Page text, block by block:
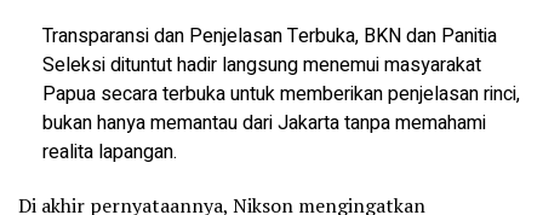
Transparansi dan Penjelasan Terbuka, BKN dan Panitia
Seleksi dituntut hadir langsung menemui masyarakat
Papua secara terbuka untuk memberikan penjelasan rinci,
bukan hanya memantau dari Jakarta tanpa memahami
realita lapangan.
Di akhir pernyataannya, Nikson mengingatkan